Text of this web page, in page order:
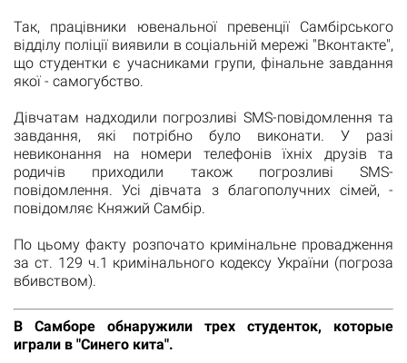
Так, працівники ювенальної превенції Самбірського
відділу поліції виявили в соціальній мережі "Вконтакте",
що студентки є учасниками групи, фінальне завдання
якої - самогубство.
Дівчатам надходили погрозливі SMS-повідомлення та
завдання, які потрібно було виконати. У разі
невиконання на номери телефонів їхніх друзів та
родичів приходили також погрозливі SMS-
повідомлення. Усі дівчата з благополучних сімей, -
повідомляє Княжий Самбір.
По цьому факту розпочато кримінальне провадження
за ст. 129 ч.1 кримінального кодексу України (погроза
вбивством).
В Самборе обнаружили трех студенток, которые
играли в "Синего кита".